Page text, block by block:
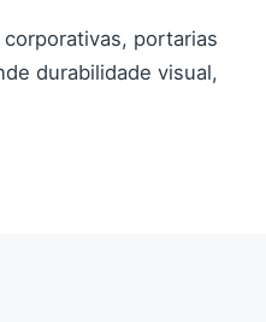
portarias
durabilidade visual,